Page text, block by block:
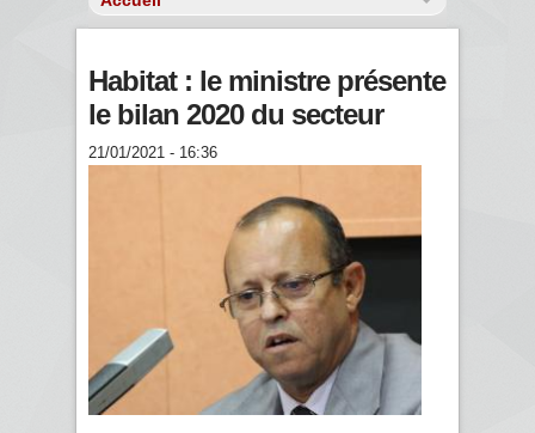
Habitat : le ministre présente
le bilan 2020 du secteur
21/01/2021 - 16:36